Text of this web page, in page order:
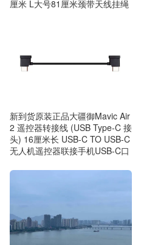
厘米 L大号81厘米颈带天线挂绳
新到货原装正品大疆御Mavic Air
2 遥控器转接线 (USB Type-C 接
头) 16厘米长 USB-C TO USB-C
无人机遥控器联接手机USB-C口